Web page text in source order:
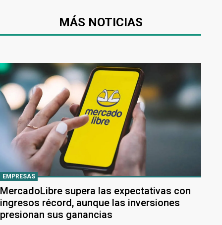
MÁS NOTICIAS
EMPRESAS
MercadoLibre supera las expectativas con
ingresos récord, aunque las inversiones
presionan sus ganancias